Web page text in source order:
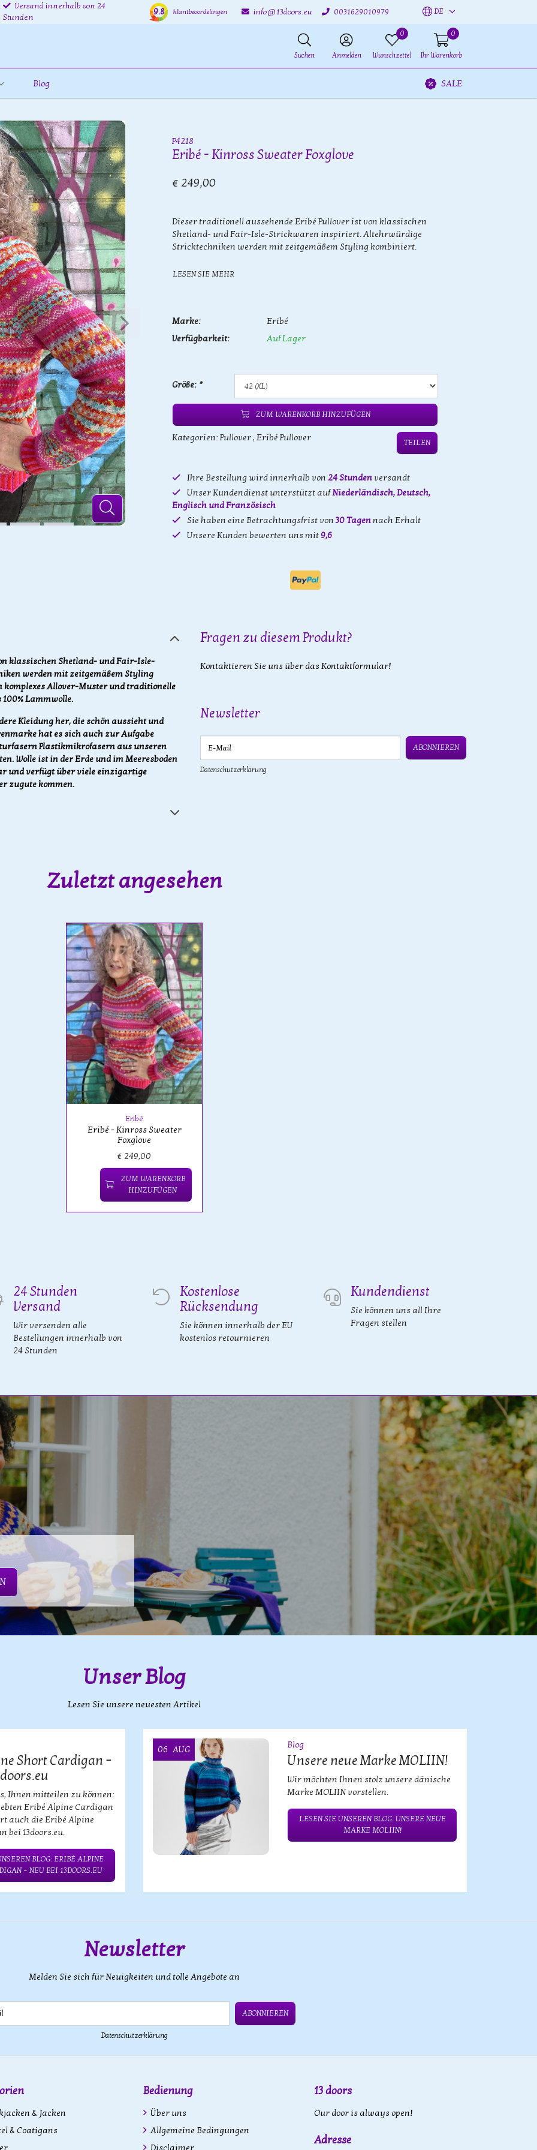
Versand innerhalb von 24
Stunden
9.8 klantbeoordelingen info@13doors.eu 0031629010979 DE
Suchen Anmelden
0
Wunschzettel
0
Ihr Warenkorb
Blog SALE
P4218
Eribé - Kinross Sweater Foxglove
€ 249,00
Dieser traditionell aussehende Eribé Pullover ist von klassischen
Shetland- und Fair-Isle-Strickwaren inspiriert. Altehrwürdige
Stricktechniken werden mit zeitgemäßem Styling kombiniert.
LESEN SIE MEHR
Marke:
Eribé
Verfügbarkeit:
Auf Lager
Größe: *
ZUM WARENKORB HINZUFÜGEN
Kategorien: Pullover, Eribé Pullover TEILEN
Ihre Bestellung wird innerhalb von 24 Stunden versandt
Unser Kundendienst unterstützt aufNiederländisch, Deutsch,
Englisch und Französisch
Sie haben eine Betrachtungsfrist von30 Tagennach Erhalt
Unsere Kunden bewerten uns mit 9,6
klassischen Shetland- und Fair-Isle-
werden mit zeitgemäßem Styling
komplexes Allover-Muster und traditionelle
Lammwolle.
Kleidung her, die schön aussieht und
hat es sich auch zur Aufgabe
Plastikmikrofasern aus unseren
Wolle ist in der Erde und im Meeresboden
und verfügt über viele einzigartige
zugute kommen.
Fragen zu diesem Produkt?
Kontaktieren Sie uns über das Kontaktformular!
Newsletter
E-Mail
ABONNIEREN
Datenschutzerklärung
Zuletzt angesehen
Eribé
Eribé - Kinross Sweater
Foxglove
€ 249,00
ZUM WARENKORB
HINZUFÜGEN
24 Stunden
Versand
Wir versenden alle
Bestellungen innerhalb von
24 Stunden
Kostenlose
Rücksendung
Sie können innerhalb der EU
kostenlos retournieren
Kundendienst
Sie können uns all Ihre
Fragen stellen
Unser Blog
Lesen Sie unsere neuesten Artikel
Short Cardigan –
Ihnen mitteilen zu können:
Eribé Alpine Cardigan
auch die Eribé Alpine
bei 13doors.eu.
BLOG: ERIBÉ ALPINE
– NEU BEI 13DOORS.EU
06 AUG Blog
Unsere neue Marke MOLIIN!
Wir möchten Ihnen stolz unsere dänische
Marke MOLIIN vorstellen.
LESEN SIE UNSEREN BLOG: UNSERE NEUE
MARKE MOLIIN!
Newsletter
Melden Sie sich für Neuigkeiten und tolle Angebote an
ABONNIEREN
Datenschutzerklärung
& Jacken
& Coatigans
Bedienung
Über uns
Allgemeine Bedingungen
Disclaimer
13 doors
Our door is always open!
Adresse